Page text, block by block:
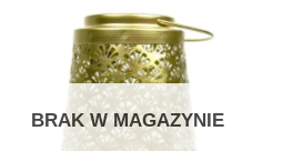
BRAK W MAGAZYNIE